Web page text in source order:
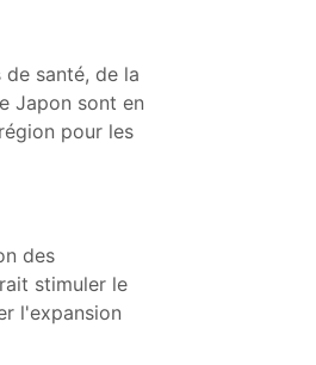
santé, de la
Japon sont en
pour les
des
stimuler le
l'expansion